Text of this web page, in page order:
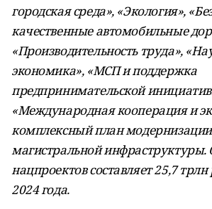
городская среда», «Экология»,
качественные автомобильные
«Производительность труда»,
экономика», «МСП и поддержка
предпринимательской
«Международная кооперация и
комплексный план
магистральной
нацпроектов составляет 25,7
2024 года.